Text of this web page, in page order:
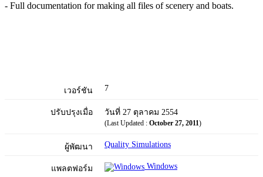
- Full documentation for making all files of scenery and boats.
เวอร์ชัน 7
ปรับปรุงเมื่อ วันที่ 27 ตุลาคม 2554
(Last Updated : October 27, 2011)
ผู้พัฒนา Quality Simulations
แพลตฟอร์ม Windows